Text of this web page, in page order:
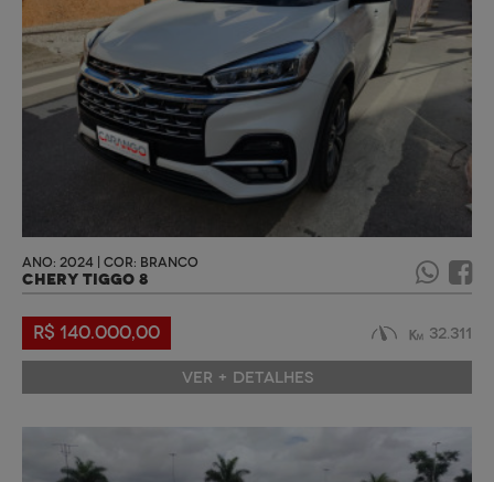
ANO: 2024 | COR: BRANCO
CHERY TIGGO 8
R$ 140.000,00 32.311
VER + DETALHES